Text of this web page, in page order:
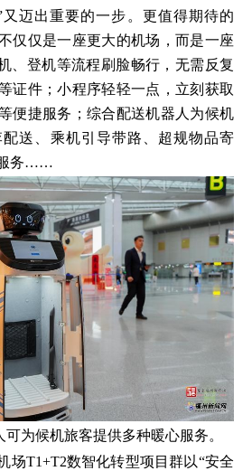
迈出重要的一步。更值得期待的
仅仅是一座更大的机场，而是一座
、登机等流程刷脸畅行，无需反复
证件；小程序轻轻一点，立刻获取
便捷服务；综合配送机器人为候机
送、乘机引导带路、超规物品寄
服务……
为候机旅客提供多种暖心服务。
场T1+T2数智化转型项目群以“安全